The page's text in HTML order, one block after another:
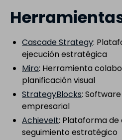
Cascade Strategy:
ejecución estratégica
Miro: Herramienta
planificación visual
StrategyBlocks:
empresarial
AchieveIt: Plataforma de
seguimiento estratégico